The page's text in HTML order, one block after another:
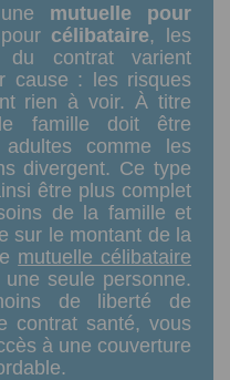
mutuelle pour
célibataire, les
contrat varient
cause : les risques
rien à voir. À titre
famille doit être
comme les
divergent. Ce type
être plus complet
de la famille et
sur le montant de la
mutuelle célibataire
seule personne.
de liberté de
contrat santé, vous
à une couverture